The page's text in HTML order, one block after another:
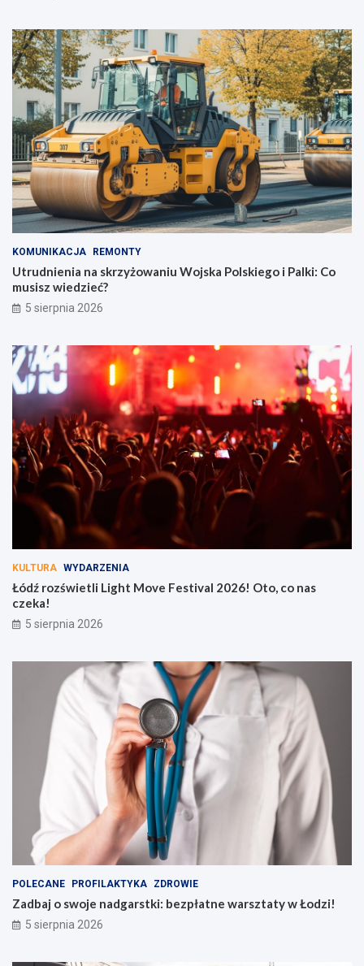
KOMUNIKACJA REMONTY
Utrudnienia na skrzyżowaniu Wojska Polskiego i Palki: Co
musisz wiedzieć?
5 sierpnia 2026
KULTURA WYDARZENIA
Łódź rozświetli Light Move Festival 2026! Oto, co nas
czeka!
5 sierpnia 2026
POLECANE PROFILAKTYKA ZDROWIE
Zadbaj o swoje nadgarstki: bezpłatne warsztaty w Łodzi!
5 sierpnia 2026